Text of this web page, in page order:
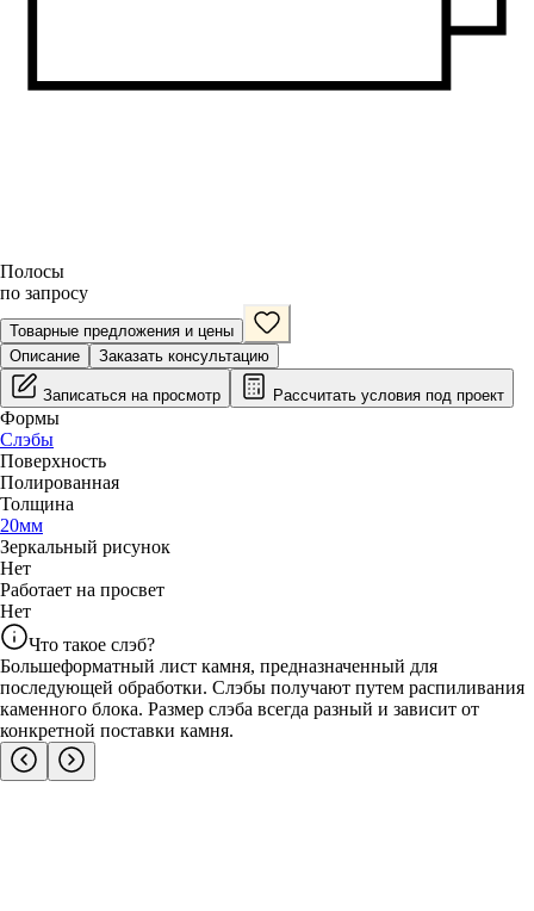
Полосы
по запросу
Товарные предложения и цены
Описание
Заказать консультацию
Записаться на просмотр Рассчитать условия под проект
Формы
Слэбы
Поверхность
Полированная
Толщина
20мм
Зеркальный рисунок
Нет
Работает на просвет
Нет
Что такое слэб?
Большеформатный лист камня, предназначенный для
последующей обработки. Слэбы получают путем распиливания
каменного блока. Размер слэба всегда разный и зависит от
конкретной поставки камня.